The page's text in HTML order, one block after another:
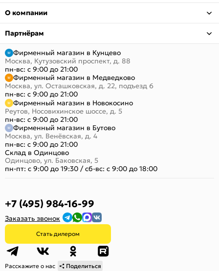
О компании
Партнёрам
Фирменный магазин в Кунцево
Москва, Кутузовский проспект, д. 88
пн-вс: с 9:00 до 21:00
Фирменный магазин в Медведково
Москва, ул. Осташковская, д. 22, подъезд 6
пн-вс: с 9:00 до 21:00
Фирменный магазин в Новокосино
Реутов, Носовихинское шоссе, д. 5
пн-вс: с 9:00 до 21:00
Фирменный магазин в Бутово
Москва, ул. Венёвская, д. 4
пн-вс: с 9:00 до 21:00
Склад в Одинцово
Одинцово, ул. Баковская, 5
пн-пт: с 9:00 до 19:30 /сб-вс: с 9:00 до 18:00
+7 (495) 984-16-99
Заказать звонок
Стать дилером
Расскажите о нас
Поделиться